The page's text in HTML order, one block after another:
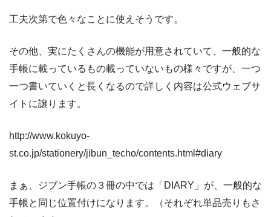
工夫次第で色々なことに使えそうです。
その他、実にたくさんの機能が用意されていて、一般的な
手帳に載っているもの載っていないもの様々ですが、一つ
一つ書いていくと長くなるので詳しく内容は公式ウェブサ
イトに譲ります。
http://www.kokuyo-
st.co.jp/stationery/jibun_techo/contents.html#diary
まぁ、ジブン手帳の３冊の中では「DIARY」が、一般的な
手帳と同じ位置付けになります。（それぞれ単品売りもさ